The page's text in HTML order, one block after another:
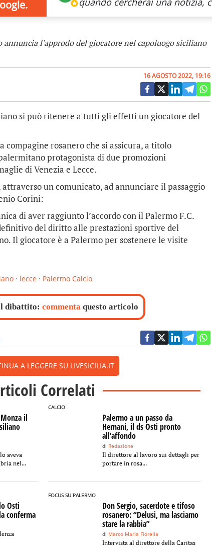
l'approdo del giocatore nel capoluogo siciliano
16 AGOSTO 2022, 19:16
si può ritenere a tutti gli effetti un giocatore del
compagine rosanero che si assicura, a titolo
protagonista di due promozioni
di Venezia e Lecce.
un comunicato, ad annunciare il passaggio
Corini:
di aver raggiunto l’accordo con il Palermo F.C.
del diritto alle prestazioni sportive del
Il giocatore è a Palermo per sostenere le visite
· lecce · Palermo Calcio
dibattito:commenta questo articolo
A LEGGERE SU LIVESICILIA.IT
Correlati
il
aveva
nel...
CALCIO
Palermo a un passo da
Hernani, il ds Osti pronto
all’affondo
di Redazione
Il direttore al lavoro sui dettagli per
portare in rosa...
Osti
conferma
FOCUS SU PALERMO
Don Sergio, sacerdote e tifoso
rosanero: “Delusi, ma lasciamo
stare la rabbia”
di Marco Maria Fiorella
Intervista al direttore della Caritas